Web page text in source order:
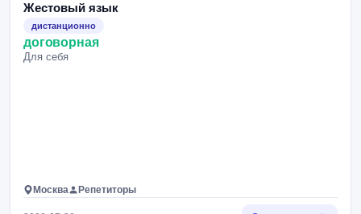
Жестовый язык
дистанционно
договорная
Для себя
Москва Репетиторы